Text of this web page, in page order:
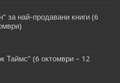
за най-продавани книги (6
Таймс” (6 октомври – 12